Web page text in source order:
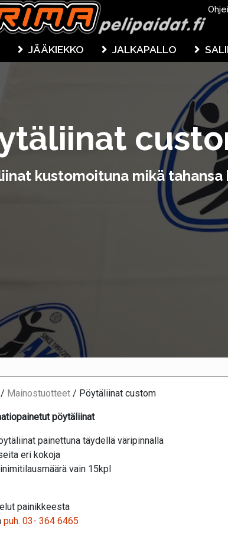
JÄÄKIEKKO JALKAPALLO
kustomoituna mikä tahansa
/ Mainostuotteet / Pöytäliinat custom
pöytäliinat
painettuna täydellä väripinnalla
eri kokoja
vain 15kpl
painikkeesta
puh. 03- 364 6465